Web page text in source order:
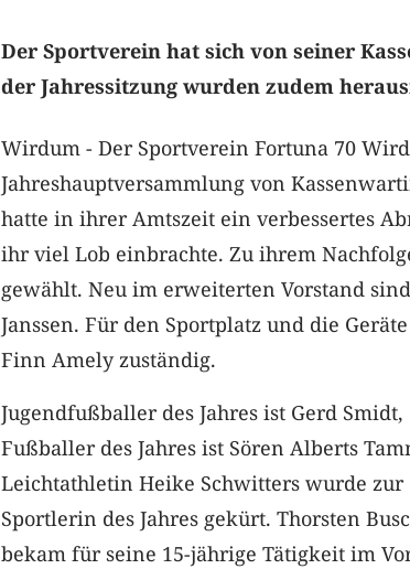
Der Sportverein hat sich von seiner
der Jahressitzung wurden zudem
Wirdum - Der Sportverein Fortuna 70
Jahreshauptversammlung von
hatte in ihrer Amtszeit ein verbessertes
ihr viel Lob einbrachte. Zu ihrem
gewählt. Neu im erweiterten Vorstand
Janssen. Für den Sportplatz und die
Finn Amely zuständig.
Jugendfußballer des Jahres ist Gerd Smidt,
Fußballer des Jahres ist Sören Alberts
Leichtathletin Heike Schwitters wurde zur
Sportlerin des Jahres gekürt. Thorsten
bekam für seine 15-jährige Tätigkeit im